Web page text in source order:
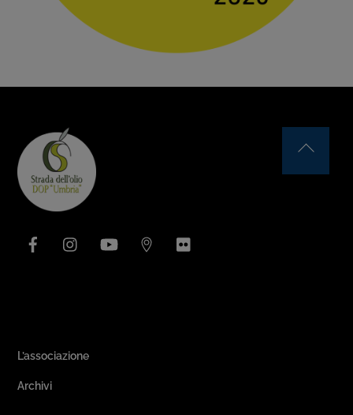
YouTube
L’associazione
Archivi